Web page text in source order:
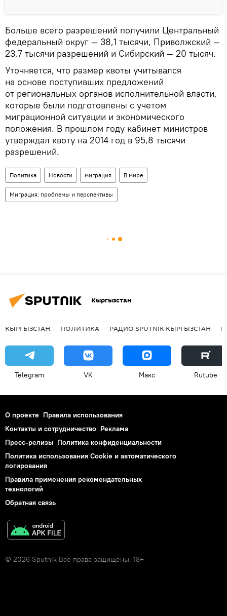
Больше всего разрешений получили Центральный
федеральный округ — 38,1 тысячи, Приволжский —
23,7 тысячи разрешений и Сибирский — 20 тысяч.
Уточняется, что размер квоты учитывался
на основе поступивших предложений
от региональных органов исполнительной власти,
которые были подготовлены с учетом
миграционной ситуации и экономического
положения. В прошлом году кабинет министров
утверждал квоту на 2014 год в 95,8 тысячи
разрешений.
Политика Новости миграция В мире
Миграция: проблемы и перспективы
Кыргызстан
КЫРГЫЗСТАН ПОЛИТИКА РАДИО SPUTNIK КЫРГЫЗСТАН
Telegram VK Макс Rutube
О проекте Правила использования
Контакты и сотрудничество Реклама
Пресс-релизы Политика конфиденциальности
Политика использования Cookie и автоматического
логирования
Правила применения рекомендательных
технологий
Обратная связь
© 2026 Sputnik Все права защищены. 18+